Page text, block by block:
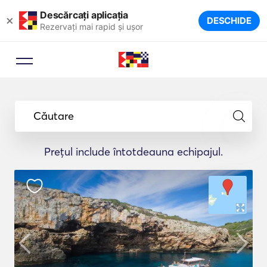
× Descărcați aplicația
Rezervați mai rapid și ușor DESCHIDE
Căutare
Prețul include întotdeauna echipajul.